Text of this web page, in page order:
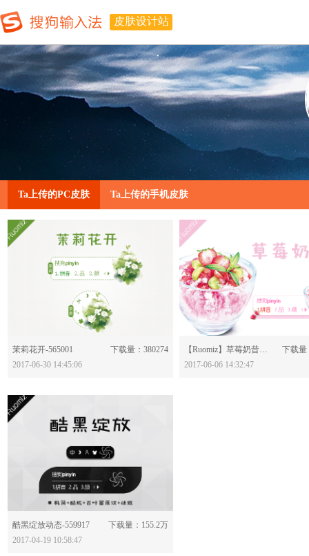
皮肤设计站
Ta上传的PC皮肤 Ta上传的手机皮肤
分享：
茉莉花开-565001
下载量：380274
2017-06-30 14:45:06
分享：
【Ruomiz】草莓奶昔-562447
下载量
2017-06-06 14:32:47
分享：
酷黑绽放动态-559917
下载量：155.2万
2017-04-19 10:58:47